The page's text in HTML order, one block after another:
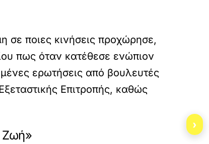
σε ποιες κινήσεις προχώρησε,
πως όταν κατέθεσε ενώπιον
ερωτήσεις από βουλευτές
Επιτροπής, καθώς
Ζωή»
›